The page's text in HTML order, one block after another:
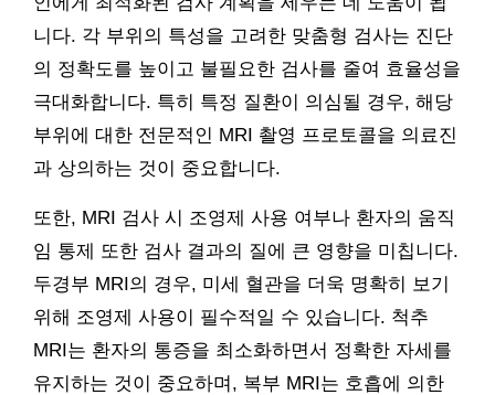
니다. 각 부위의 특성을 고려한 맞춤형 검사는 진단
의 정확도를 높이고 불필요한 검사를 줄여 효율성을
극대화합니다. 특히 특정 질환이 의심될 경우, 해당
부위에 대한 전문적인 MRI 촬영 프로토콜을 의료진
과 상의하는 것이 중요합니다.
또한, MRI 검사 시 조영제 사용 여부나 환자의 움직
임 통제 또한 검사 결과의 질에 큰 영향을 미칩니다.
두경부 MRI의 경우, 미세 혈관을 더욱 명확히 보기
위해 조영제 사용이 필수적일 수 있습니다. 척추
MRI는 환자의 통증을 최소화하면서 정확한 자세를
유지하는 것이 중요하며, 복부 MRI는 호흡에 의한